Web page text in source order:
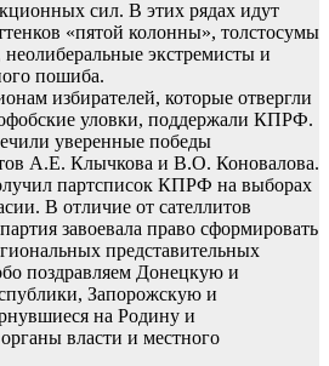
сил. В этих рядах идут
«пятой колонны», толстосумы
экстремисты и
пошиба.
избирателей, которые отвергли
уловки, поддержали КПРФ.
уверенные победы
А.Е. Клычкова и В.О. Коновалова.
партсписок КПРФ на выборах
В отличие от сателлитов
завоевала право сформировать
представительных
поздравляем Донецкую и
Запорожскую и
на Родину и
власти и местного